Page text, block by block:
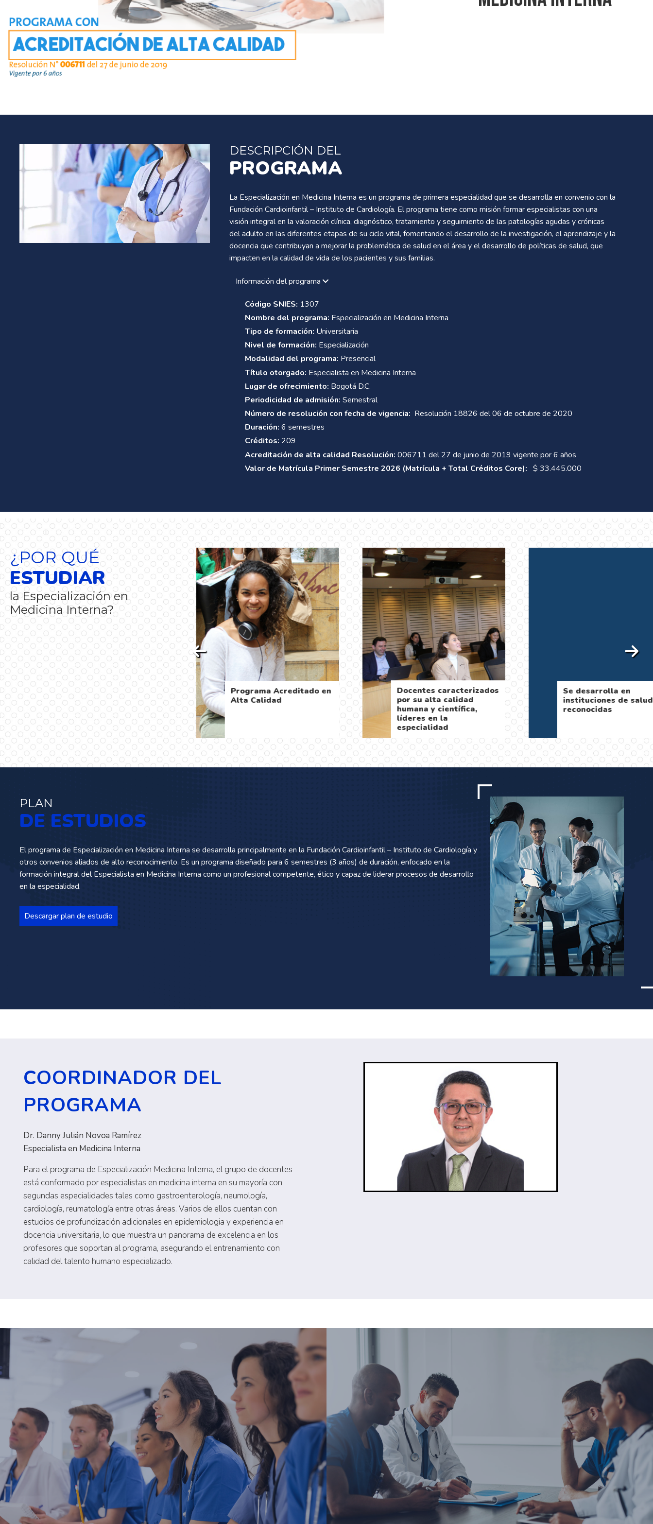
DESCRIPCIÓN DEL
PROGRAMA
La Especialización en Medicina Interna es un programa de primera especialidad que se desarrolla en convenio con la
Fundación Cardioinfantil – Instituto de Cardiología. El programa tiene como misión formar especialistas con una
visión integral en la valoración clínica, diagnóstico, tratamiento y seguimiento de las patologías agudas y crónicas
del adulto en las diferentes etapas de su ciclo vital, fomentando el desarrollo de la investigación, el aprendizaje y la
docencia que contribuyan a mejorar la problemática de salud en el área y el desarrollo de políticas de salud, que
impacten en la calidad de vida de los pacientes y sus familias.
Información del programa
Código SNIES: 1307
Nombre del programa: Especialización en Medicina Interna
Tipo de formación: Universitaria
Nivel de formación: Especialización
Modalidad del programa: Presencial
Título otorgado: Especialista en Medicina Interna
Lugar de ofrecimiento: Bogotá D.C.
Periodicidad de admisión: Semestral
Número de resolución con fecha de vigencia: Resolución 18826 del 06 de octubre de 2020
Duración: 6 semestres
Créditos: 209
Acreditación de alta calidad Resolución: 006711 del 27 de junio de 2019 vigente por 6 años
Valor de Matrícula Primer Semestre 2026 (Matrícula + Total Créditos Core): $ 33.445.000
¿POR QUÉ
ESTUDIAR
la Especialización en
Medicina Interna?
Docentes caracterizados
por su alta calidad
humana y científica,
líderes en la
especialidad
Se desarrolla en
instituciones de salud
reconocidas
Oportunidad de contacto
con una amplia variedad
de casos de diferentes
niveles de complejidad
Ofrece espacios para la
formación
complementaria
PLAN
DE ESTUDIOS
El programa de Especialización en Medicina Interna se desarrolla principalmente en la Fundación Cardioinfantil – Instituto de Cardiología y
otros convenios aliados de alto reconocimiento. Es un programa diseñado para 6 semestres (3 años) de duración, enfocado en la
formación integral del Especialista en Medicina Interna como un profesional competente, ético y capaz de liderar procesos de desarrollo
en la especialidad.
Descargar plan de estudio
COORDINADOR DEL
PROGRAMA
Dr. Danny Julián Novoa Ramírez
Especialista en Medicina Interna
Para el programa de Especialización Medicina Interna, el grupo de docentes
está conformado por especialistas en medicina interna en su mayoría con
segundas especialidades tales como gastroenterología, neumología,
cardiología, reumatología entre otras áreas. Varios de ellos cuentan con
estudios de profundización adicionales en epidemiologia y experiencia en
docencia universitaria, lo que muestra un panorama de excelencia en los
profesores que soportan al programa, asegurando el entrenamiento con
calidad del talento humano especializado.